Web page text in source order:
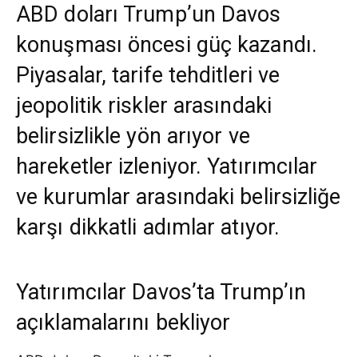
ABD doları Trump’un Davos
konuşması öncesi güç kazandı.
Piyasalar, tarife tehditleri ve
jeopolitik riskler arasındaki
belirsizlikle yön arıyor ve
hareketler izleniyor. Yatırımcılar
ve kurumlar arasındaki belirsizliğe
karşı dikkatli adımlar atıyor.
Yatırımcılar Davos’ta Trump’ın
açıklamalarını bekliyor